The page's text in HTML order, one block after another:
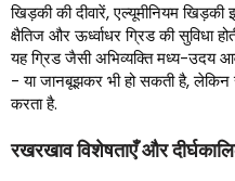
खिड़की की दीवारें, एल्यूमीनियम
क्षैतिज और ऊर्ध्वाधर ग्रिड की सुविधा
यह ग्रिड जैसी अभिव्यक्ति मध्य-उदय
- या जानबूझकर भी हो सकती है,
करता है.
रखरखाव विशेषताएँ और